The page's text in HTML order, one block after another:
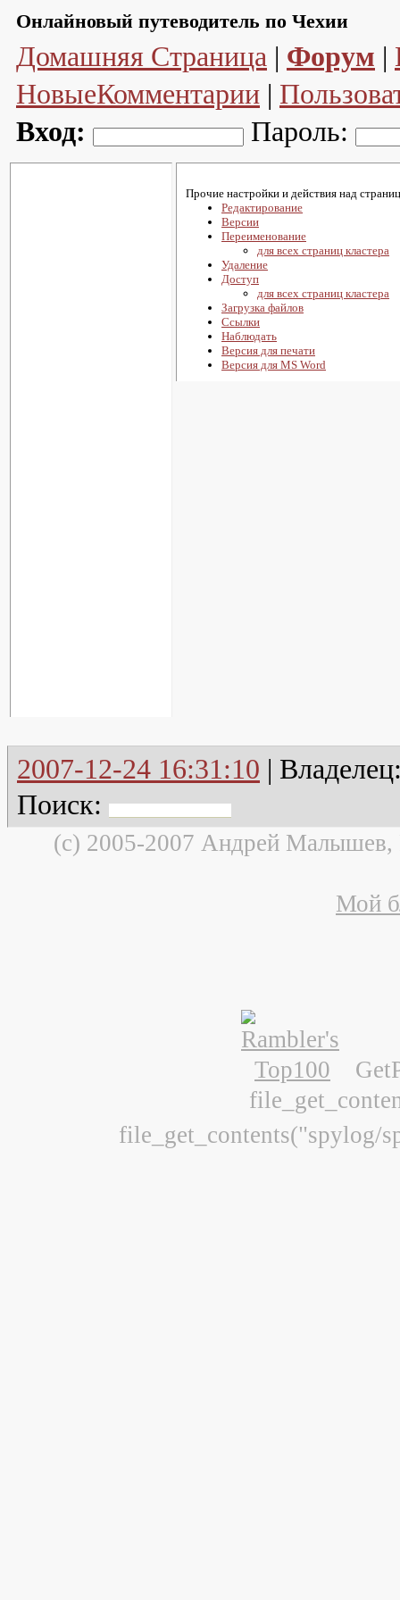
Онлайновый путеводитель по Чехии
Домашняя Страница | Форум |
НовыеКомментарии |
Вход:
Пароль:
Прочие настройки и действия над
Редактирование
Версии
Переименование
для всех страниц кластера
Удаление
Доступ
для всех страниц кластера
Загрузка файлов
Ссылки
Наблюдать
Версия для печати
Версия для MS Word
2007-12-24 16:31:10 |
Поиск:
(c) 2005-2007 Андрей Малышев,
Мой